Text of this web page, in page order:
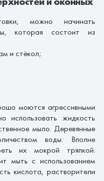
можно начинать
которая состоит из
и стёкол;
моются агрессивными
жидкость
мыло. Деревянные
воды. Вполне
их мокрой тряпкой.
мыть с использованием
кислота, растворители